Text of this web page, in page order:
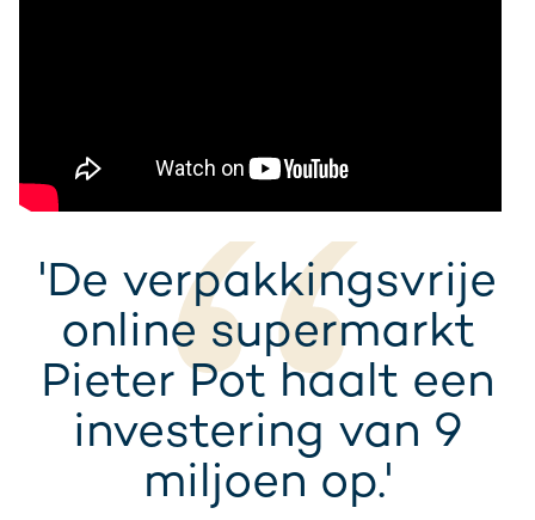
'De verpakkingsvrije
online supermarkt
Pieter Pot haalt een
investering van 9
miljoen op.'